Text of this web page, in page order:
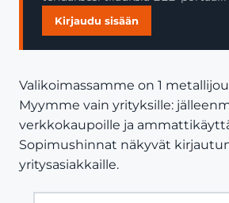
Yhteystiedot
Kirjaudu sisään
Valikoimassamme on 1
Myymme vain yrityksille:
verkkokaupoille ja
Sopimushinnat näkyvät
yritysasiakkaille.